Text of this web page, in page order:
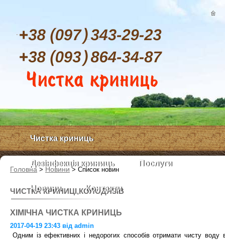
Чистка криниць
Дезінфекція криниць Послуги
Новини Контакти
Головна > Новини > Список новин
ЧИСТКА КРИНИЦІ,КОЛОДЯЗІВ
ХІМІЧНА ЧИСТКА КРИНИЦЬ
2017-04-19 23:43 від admin
Одним із ефективних і недорогих способів отримати чисту воду